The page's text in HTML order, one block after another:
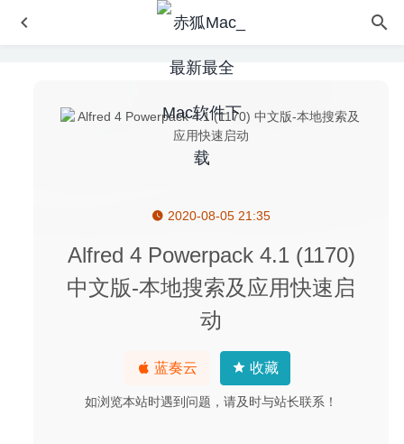
2020-08-05 21:35
Alfred 4 Powerpack 4.1 (1170)
中文版-本地搜索及应用快速启
动
蓝奏云 收藏
如浏览本站时遇到问题，请及时与站长联系！
NCH Prism Plus 11.20 – 视频格式转换器
AltTab 4.11.1 中文版-窗口快速切换神器 2020-07-31
2020-05-11
ExactScan Pro 20.5.28 中文版-专业的文档扫描及扫描仪驱
Magoshare Data Recovery Professional 4.1 for Mac-
MacOS数据恢复软件
2020-02-24